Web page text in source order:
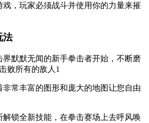
，玩家必须战斗并使用你的力量来摧
法
默默无闻的新手拳击者开始，不断磨
败所有的敌人1
常丰富的图形和庞大的地图让您自由
锁全新技能，在拳击赛场上去呼风唤